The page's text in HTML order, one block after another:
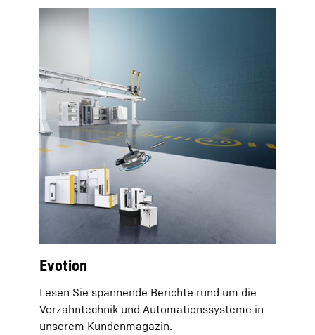
Evotion
Lesen Sie spannende Berichte rund um die
Verzahntechnik und Automationssysteme in
unserem Kundenmagazin.